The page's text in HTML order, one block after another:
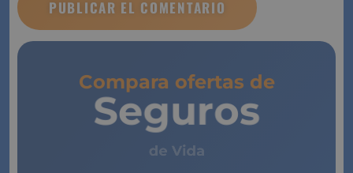
Compara ofertas de
Seguros
de Vida